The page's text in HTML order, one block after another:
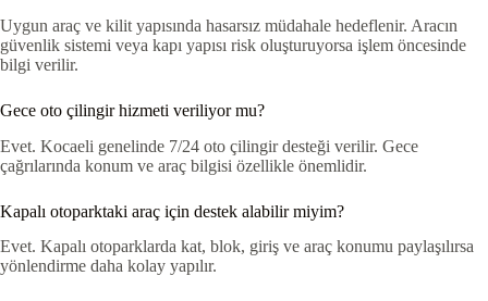
Uygun araç ve kilit yapısında hasarsız müdahale hedeflenir. Aracın
güvenlik sistemi veya kapı yapısı risk oluşturuyorsa işlem öncesinde
bilgi verilir.
Gece oto çilingir hizmeti veriliyor mu?
Evet. Kocaeli genelinde 7/24 oto çilingir desteği verilir. Gece
çağrılarında konum ve araç bilgisi özellikle önemlidir.
Kapalı otoparktaki araç için destek alabilir miyim?
Evet. Kapalı otoparklarda kat, blok, giriş ve araç konumu paylaşılırsa
yönlendirme daha kolay yapılır.